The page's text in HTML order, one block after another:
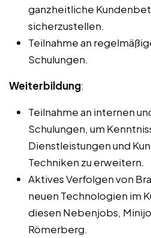
ganzheitliche
sicherzustellen.
Teilnahme an
Schulungen.
Weiterbildung:
Teilnahme an internen
Schulungen, um
Dienstleistungen und
Techniken zu erweitern.
Aktives Verfolgen von
neuen Technologien im
diesen Nebenjobs,
Römerberg.